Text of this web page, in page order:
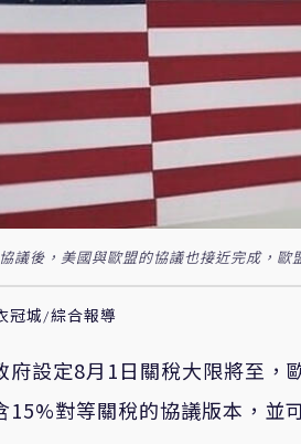
議後，美國與歐盟的協議也接近完成，
冠城/綜合報導
府設定8月1日關稅大限將至，
15%對等關稅的協議版本，並